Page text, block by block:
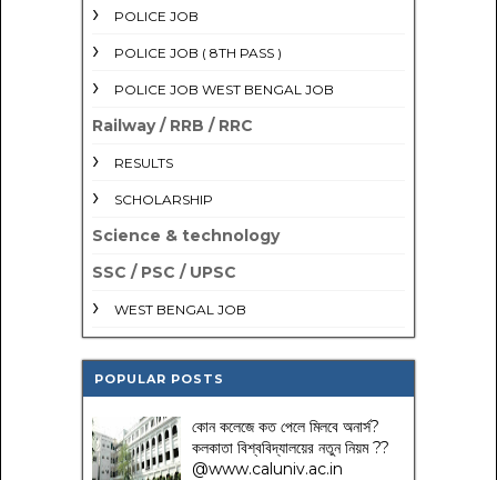
POLICE JOB
POLICE JOB ( 8TH PASS )
POLICE JOB WEST BENGAL JOB
Railway / RRB / RRC
RESULTS
SCHOLARSHIP
Science & technology
SSC / PSC / UPSC
WEST BENGAL JOB
POPULAR POSTS
কোন কলেজে কত পেলে মিলবে অনার্স?
কলকাতা বিশ্ববিদ্যালয়ের নতুন নিয়ম??
@www.caluniv.ac.in